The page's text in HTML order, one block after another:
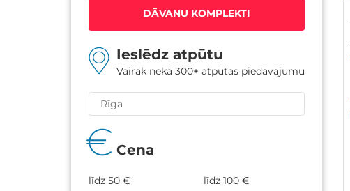
DĀVANU KOMPLEKTI
Ieslēdz atpūtu
Vairāk nekā 300+ atpūtas piedāvājumu
Cena
līdz 50 €
līdz 100 €